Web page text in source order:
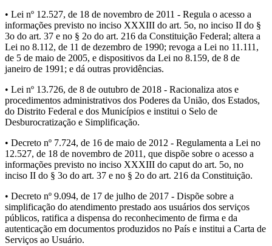
• Lei nº 12.527, de 18 de novembro de 2011 - Regula o acesso a
informações previsto no inciso XXXIII do art. 5o, no inciso II do §
3o do art. 37 e no § 2o do art. 216 da Constituição Federal; altera a
Lei no 8.112, de 11 de dezembro de 1990; revoga a Lei no 11.111,
de 5 de maio de 2005, e dispositivos da Lei no 8.159, de 8 de
janeiro de 1991; e dá outras providências.
• Lei nº 13.726, de 8 de outubro de 2018 - Racionaliza atos e
procedimentos administrativos dos Poderes da União, dos Estados,
do Distrito Federal e dos Municípios e institui o Selo de
Desburocratização e Simplificação.
• Decreto nº 7.724, de 16 de maio de 2012 - Regulamenta a Lei no
12.527, de 18 de novembro de 2011, que dispõe sobre o acesso a
informações previsto no inciso XXXIII do caput do art. 5o, no
inciso II do § 3o do art. 37 e no § 2o do art. 216 da Constituição.
• Decreto nº 9.094, de 17 de julho de 2017 - Dispõe sobre a
simplificação do atendimento prestado aos usuários dos serviços
públicos, ratifica a dispensa do reconhecimento de firma e da
autenticação em documentos produzidos no País e institui a Carta de
Serviços ao Usuário.